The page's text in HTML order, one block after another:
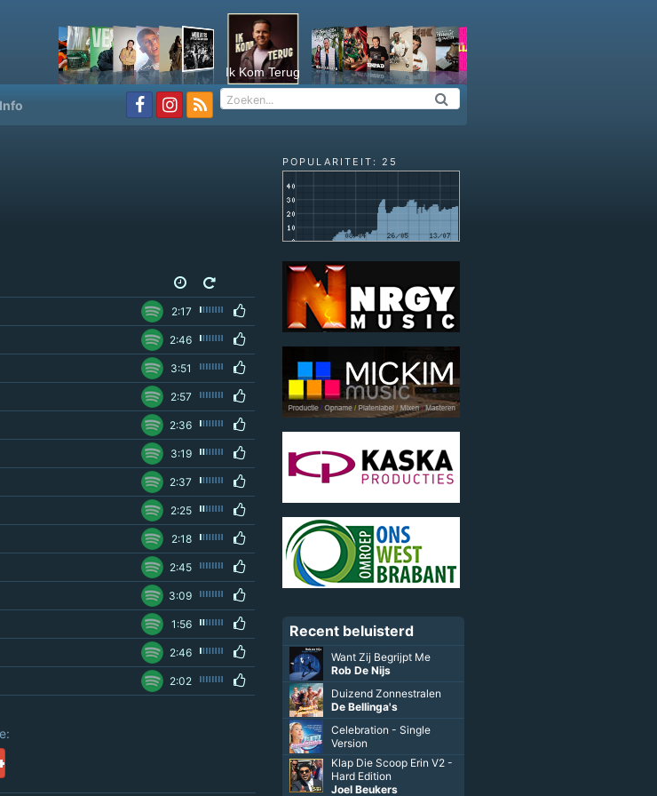
Ik Kom Terug
Info
2:17
2:46
3:51
2:57
2:36
3:19
2:37
2:25
2:18
2:45
3:09
1:56
2:46
2:02
POPULARITEIT: 25
Recent beluisterd
Want Zij Begrijpt Me
Rob De Nijs
Duizend Zonnestralen
De Bellinga's
Celebration - Single
Version
Klap Die Scoop Erin V2 -
Hard Edition
Joel Beukers